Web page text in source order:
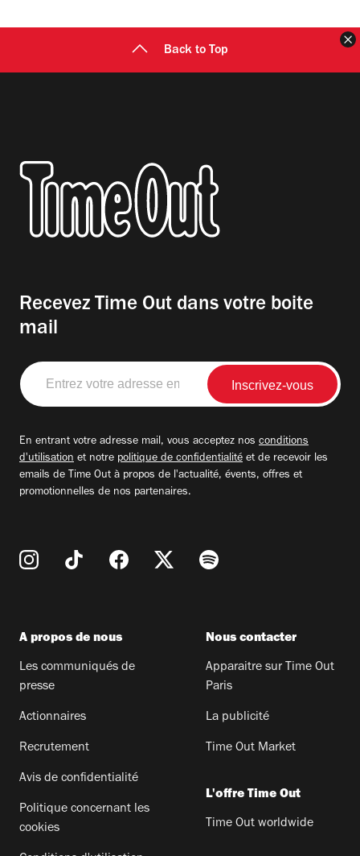
Back to Top
Recevez Time Out dans votre boite
mail
Entrez
votre
adresse
En entrant votre adresse mail, vous acceptez nos conditions
d'utilisation et notre politique de confidentialité et de recevoir les
emails de Time Out à propos de l'actualité, évents, offres et
promotionnelles de nos partenaires.
A propos de nous
Les communiqués de
presse
Actionnaires
Recrutement
Avis de confidentialité
Politique concernant les
cookies
Nous contacter
Apparaitre sur Time Out
Paris
La publicité
Time Out Market
L'offre Time Out
Time Out worldwide